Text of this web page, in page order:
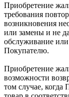
Приобретение
требования
возникновения
или замены и не
обслуживание или
Покупателю.
Приобретение
возможности
том случае, когда